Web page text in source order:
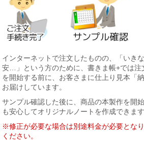
インターネットで注文したものの、「いき
安…」という方のために、書きま帳+では注
を開始する前に、お客さまに仕上り見本「
お届けしています。
サンプル確認した後に、商品の本製作を開
も安心してオリジナルノートを作成できます
※修正が必要な場合は別途料金が必要とな
ください。